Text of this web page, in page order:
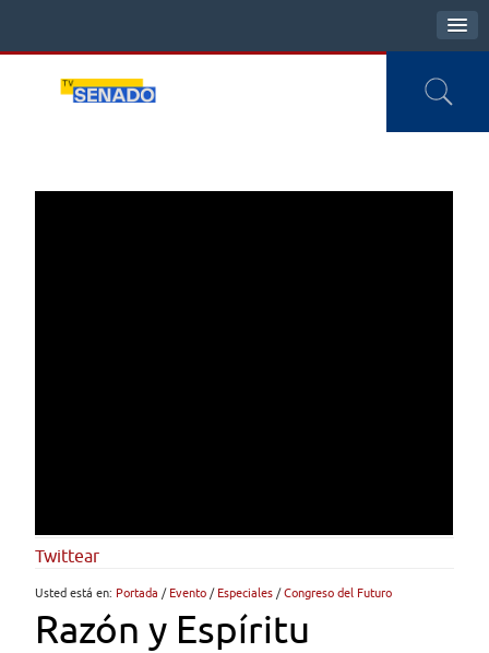
Twittear
Usted está en: Portada / Evento / Especiales /Congreso del Futuro
Razón y Espíritu